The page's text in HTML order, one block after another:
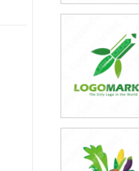
49,800円
(税込54,780円)
49,800円
(税込54,780円)